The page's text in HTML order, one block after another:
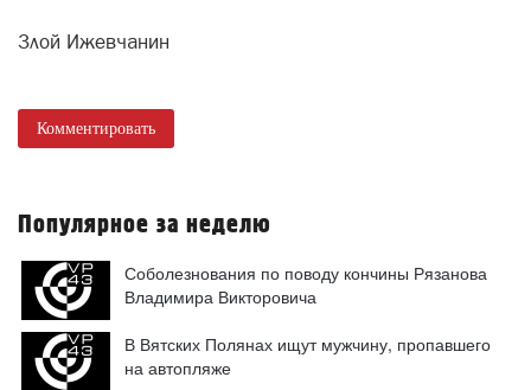
Злой Ижевчанин
Комментировать
Популярное за неделю
Соболезнования по поводу кончины Рязанова
Владимира Викторовича
В Вятских Полянах ищут мужчину, пропавшего
на автопляже